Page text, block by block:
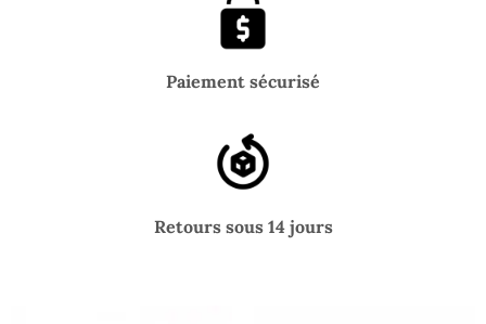
Paiement sécurisé
Retours sous 14 jours